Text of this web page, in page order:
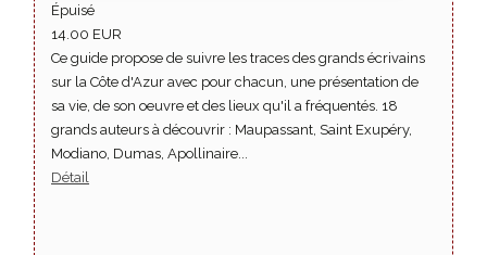
Épuisé
14.00 EUR
Ce guide propose de suivre les traces des grands écrivains
sur la Côte d'Azur avec pour chacun, une présentation de
sa vie, de son oeuvre et des lieux qu'il a fréquentés. 18
grands auteurs à découvrir : Maupassant, Saint Exupéry,
Modiano, Dumas, Apollinaire...
Détail